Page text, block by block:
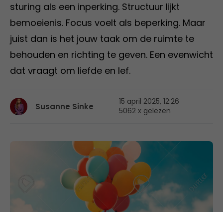
sturing als een inperking. Structuur lijkt
bemoeienis. Focus voelt als beperking. Maar
juist dan is het jouw taak om de ruimte te
behouden en richting te geven. Een evenwicht
dat vraagt om liefde en lef.
Susanne Sinke
15 april 2025, 12:26
5062 x gelezen